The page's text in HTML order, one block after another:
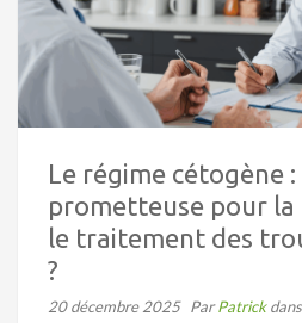
Le régime cétogène
prometteuse pour
le traitement des
?
20 décembre 2025 ParPatrickdans